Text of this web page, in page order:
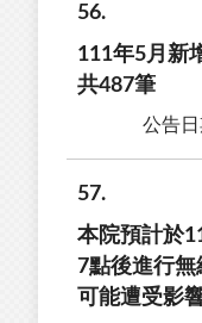
56
111年5月新
共487筆
公告
57
本院預計於
7點後進行
可能遭受影